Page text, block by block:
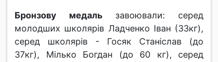
Бронзову медаль завоювали: серед
молодших школярів Ладченко Іван (33кг),
серед школярів - Госяк Станіслав (до
37кг), Мілько Богдан (до 60 кг), серед